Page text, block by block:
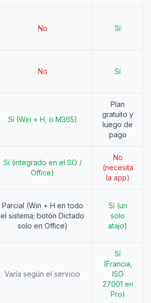
No Sí
No Sí
Sí (Win + H, o M365)
Plan
gratuito y
luego de
pago
Sí (integrado en el SO /
Office)
No
(necesita
la app)
Parcial (Win + H en todo
el sistema; botón Dictado
solo en Office)
Sí (un
solo
atajo)
Varía según el servicio
Sí
(Francia,
ISO
27001 en
Pro)